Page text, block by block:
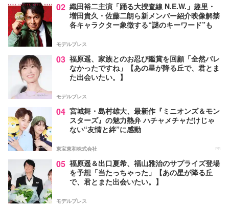
02 織田裕二主演「踊る大捜査線 N.E.W.」趣里・
増田貴久・佐藤二朗ら新メンバー紹介映像解禁
各キャラクター象徴する“謎のキーワード”も
モデルプレス
03 福原遥、家族とのお忍び鑑賞を回顧「全然バレ
なかったですね」【あの星が降る丘で、君とま
た出会いたい。】
モデルプレス
04 宮城舞・島村雄大、最新作『ミニオンズ＆モン
スターズ』の魅力熱弁 ハチャメチャだけじゃ
ない“友情と絆”に感動
東宝東和株式会社 PR
05 福原遥＆出口夏希、福山雅治のサプライズ登場
を予想「当たっちゃった」【あの星が降る丘
で、君とまた出会いたい。】
モデルプレス